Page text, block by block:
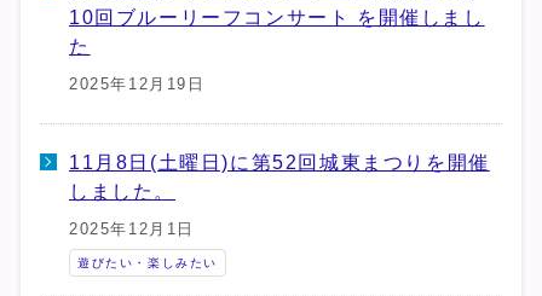
10回ブルーリーフコンサート を開催しまし
た
2025年12月19日
11月8日(土曜日)に第52回城東まつりを開催
しました。
2025年12月1日
遊びたい・楽しみたい